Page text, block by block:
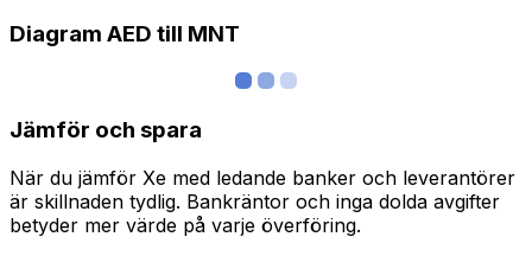
Diagram AED till MNT
Jämför och spara
När du jämför Xe med ledande banker och leverantörer
är skillnaden tydlig. Bankräntor och inga dolda avgifter
betyder mer värde på varje överföring.